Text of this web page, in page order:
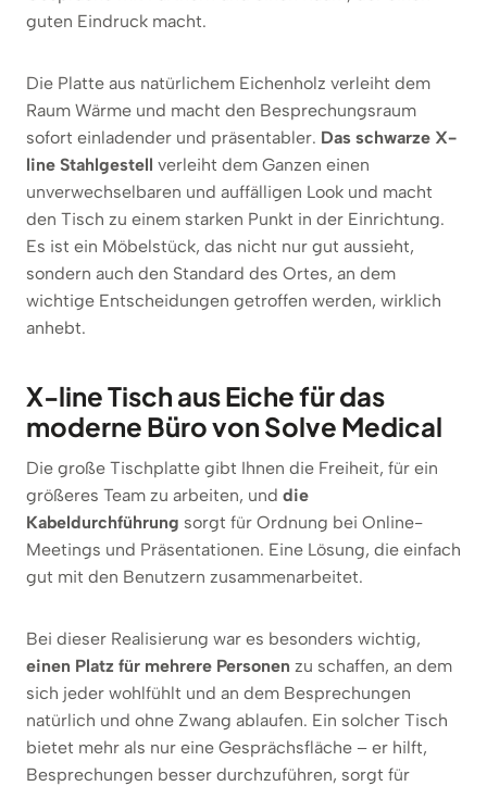
guten Eindruck macht.
Die Platte aus natürlichem Eichenholz verleiht dem
Raum Wärme und macht den Besprechungsraum
sofort einladender und präsentabler. Das schwarze X-
line Stahlgestell verleiht dem Ganzen einen
unverwechselbaren und auffälligen Look und macht
den Tisch zu einem starken Punkt in der Einrichtung.
Es ist ein Möbelstück, das nicht nur gut aussieht,
sondern auch den Standard des Ortes, an dem
wichtige Entscheidungen getroffen werden, wirklich
anhebt.
X-line Tisch aus Eiche für das
moderne Büro von Solve Medical
Die große Tischplatte gibt Ihnen die Freiheit, für ein
größeres Team zu arbeiten, und die
Kabeldurchführung sorgt für Ordnung bei Online-
Meetings und Präsentationen. Eine Lösung, die einfach
gut mit den Benutzern zusammenarbeitet.
Bei dieser Realisierung war es besonders wichtig,
einen Platz für mehrere Personen zu schaffen, an dem
sich jeder wohlfühlt und an dem Besprechungen
natürlich und ohne Zwang ablaufen. Ein solcher Tisch
bietet mehr als nur eine Gesprächsfläche – er hilft,
Besprechungen besser durchzuführen, sorgt für